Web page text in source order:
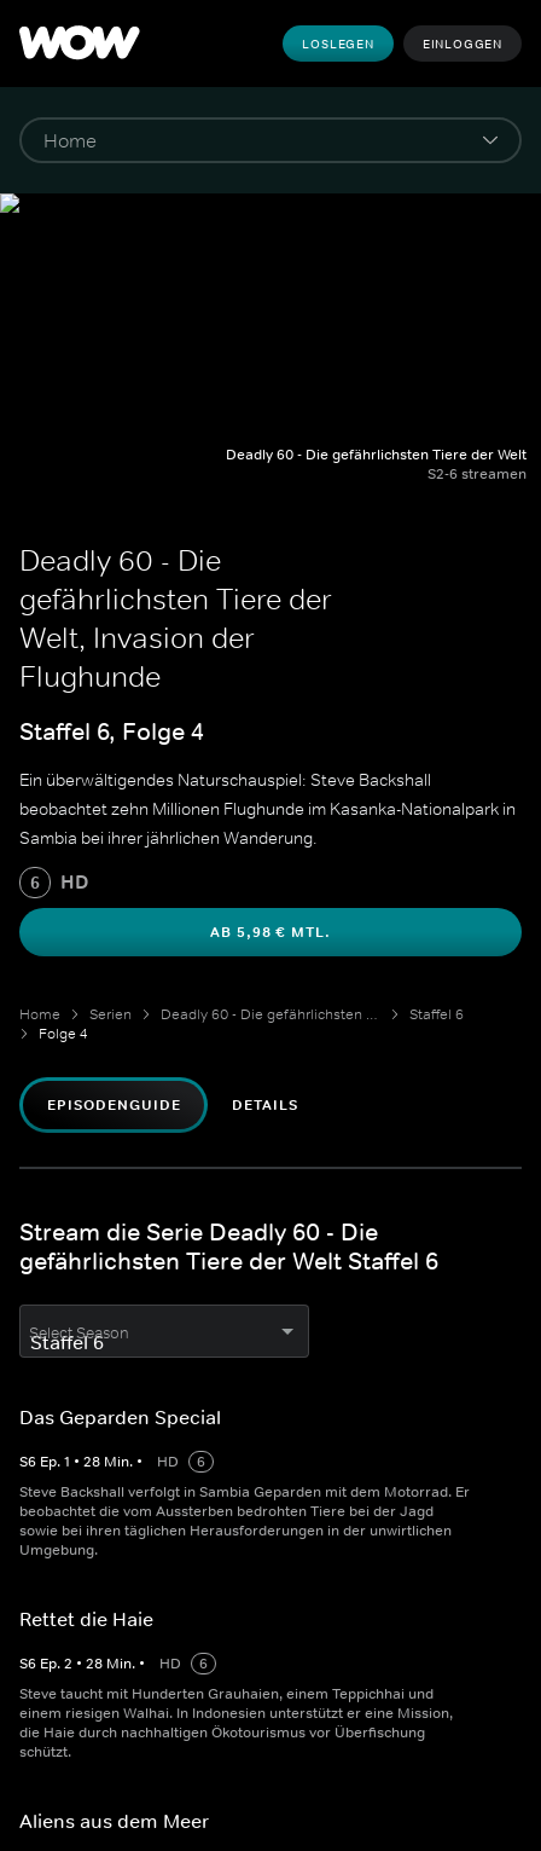
LOSLEGEN EINLOGGEN
Deadly 60 - Die gefährlichsten Tiere der Welt
S2-6 streamen
Deadly 60 - Die
gefährlichsten Tiere der
Welt, Invasion der
Flughunde
Staffel 6, Folge 4
Ein überwältigendes Naturschauspiel: Steve Backshall
beobachtet zehn Millionen Flughunde im Kasanka-Nationalpark in
Sambia bei ihrer jährlichen Wanderung.
6 HD
AB 5,98 € MTL.
Home Serien Deadly 60 - Die gefährlichsten Tiere der Welt
Staffel 6
Folge 4
EPISODENGUIDE DETAILS
Stream die Serie Deadly 60 - Die
gefährlichsten Tiere der Welt Staffel 6
Select Season
Das Geparden Special
S6 Ep.1 • 28 Min. • HD
6
Steve Backshall verfolgt in Sambia Geparden mit dem Motorrad. Er
beobachtet die vom Aussterben bedrohten Tiere bei der Jagd
sowie bei ihren täglichen Herausforderungen in der unwirtlichen
Umgebung.
Rettet die Haie
S6 Ep.2 • 28 Min. • HD
6
Steve taucht mit Hunderten Grauhaien, einem Teppichhai und
einem riesigen Walhai. In Indonesien unterstützt er eine Mission,
die Haie durch nachhaltigen Ökotourismus vor Überfischung
schützt.
Aliens aus dem Meer